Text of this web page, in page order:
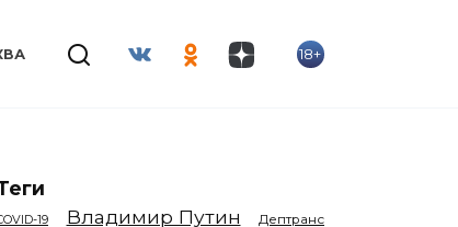
18+
19 Владимир Путин Дептранс